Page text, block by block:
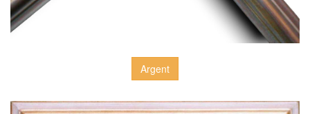
Argent